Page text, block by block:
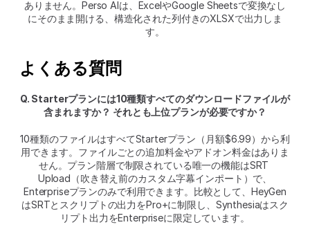
ありません。Perso AIは、ExcelやGoogle Sheetsで変換なし
にそのまま開ける、構造化された列付きのXLSXで出力しま
す。
よくある質問
Q. Starterプランには10種類すべてのダウンロードファイルが
含まれますか？ それとも上位プランが必要ですか？
10種類のファイルはすべてStarterプラン（月額$6.99）から利
用できます。ファイルごとの追加料金やアドオン料金はありま
せん。プラン階層で制限されている唯一の機能はSRT
Upload（吹き替え前のカスタム字幕インポート）で、
Enterpriseプランのみで利用できます。比較として、HeyGen
はSRTとスクリプトの出力をPro+に制限し、Synthesiaはスク
リプト出力をEnterpriseに限定しています。